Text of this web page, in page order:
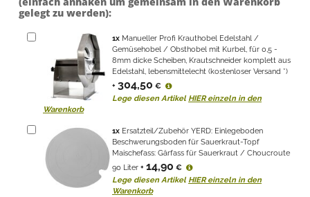
gelegt zu werden):
1x Manueller Profi Krauthobel Edelstahl /
Gemüsehobel / Obsthobel mit Kurbel, für 0,5 -
8mm dicke Scheiben, Krautschneider komplett aus
Edelstahl, lebensmittelecht (kostenloser Versand *)
+ 304,50 €
Lege diesen Artikel HIER einzeln in den
Warenkorb
1x Ersatzteil/Zubehör YERD: Einlegeboden
Beschwerungsboden für Sauerkraut-Topf
Maischefass: Gärfass für Sauerkraut / Choucroute
90 Liter + 14,90 €
Lege diesen Artikel HIER einzeln in den
Warenkorb